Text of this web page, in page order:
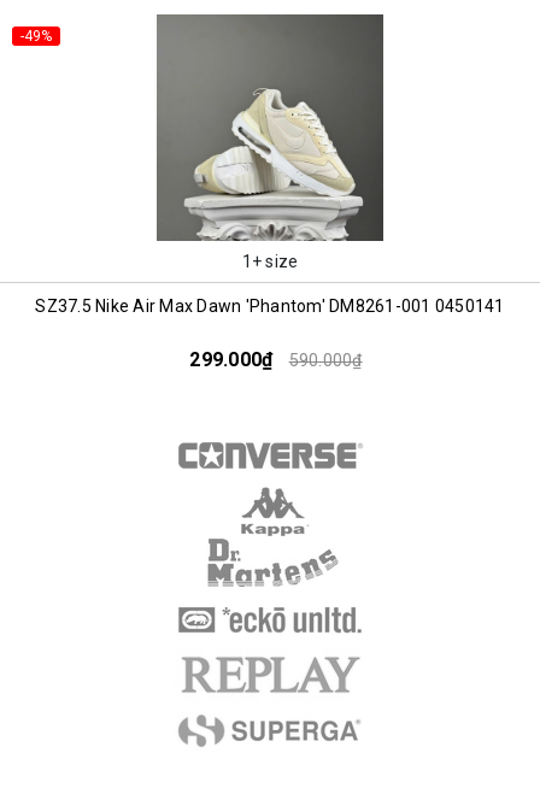
-49%
1+ size
SZ37.5 Nike Air Max Dawn 'Phantom' DM8261-001 0450141
299.000₫ 590.000₫